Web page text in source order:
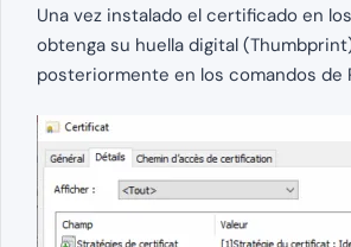
Una vez instalado el certificado en
obtenga su huella digital
posteriormente en los comandos de